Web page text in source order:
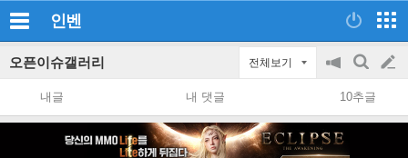
인벤
오픈이슈갤러리 전체보기
공
지
on/off
검
색
글
쓰
내글 내 댓글 10추글